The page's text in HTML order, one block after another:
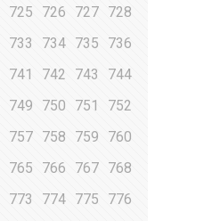
725 726 727 728
733 734 735
736
741 742 743
744
749 750 751
752
757 758 759
760
765 766 767 768
773 774 775
776